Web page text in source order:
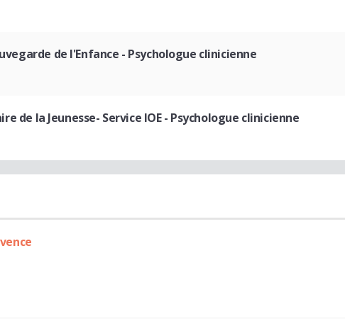
de l'Enfance - Psychologue clinicienne
de la Jeunesse- Service IOE- Psychologue clinicienne